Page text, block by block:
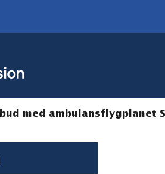
med ambulansflygplanet